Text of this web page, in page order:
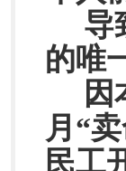
导
的唯
因
月“
民工